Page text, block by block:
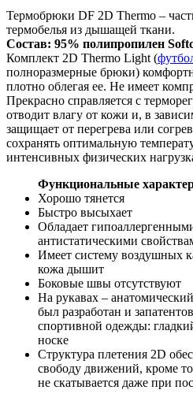
Термобрюки DF 2D Thermo –
термобелья из дышащей ткани.
Состав: 95% полипропилен
Комплект 2D Thermo Light (
полноразмерные брюки)
плотно облегая ее. Не имеет
Прекрасно справляется с
отводит влагу от кожи и, в
защищает от перегрева или
сохранять оптимальную
интенсивных физических
Функциональные
Хорошо тянется
Быстро высыхает
Обладает
антистатическими
Имеет систему воздушных
кожа дышит
Боковые швы отсутствуют
На рукавах –
был разработан и
спортивной одежды:
носке
Структура плетения 2D
свободу движений, кроме
не скатывается даже при